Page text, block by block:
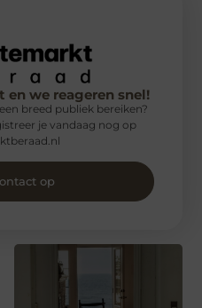
en we reageren snel!
breed publiek bereiken?
je vandaag nog op
op